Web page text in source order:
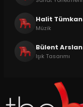
Halit Tümkan
Müzik
Bülent Arslan
Işık Tasarımı